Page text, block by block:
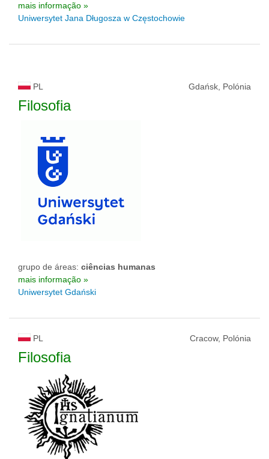
mais informação »
Uniwersytet Jana Długosza w Częstochowie
PL Gdańsk, Polónia
Filosofia
grupo de áreas: ciências humanas
mais informação »
Uniwersytet Gdański
PL Cracow, Polónia
Filosofia